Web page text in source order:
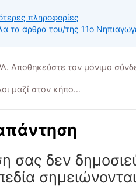
πληροφορίες
τα άρθρα του/της 11ο
. Αποθηκεύστε τον μόνιμο
μαζί στον κήπο…
σας δεν